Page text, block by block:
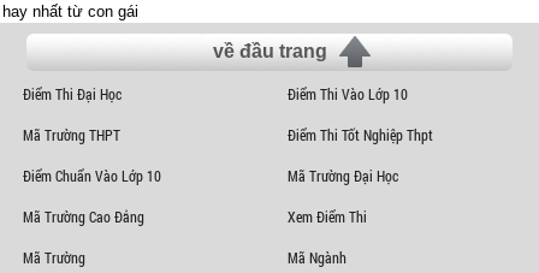
hay nhất từ con gái
về đầu trang
Điểm Thi Đại Học Điểm Thi Vào Lớp 10
Mã Trường THPT Điểm Thi Tốt Nghiệp Thpt
Điểm Chuẩn Vào Lớp 10 Mã Trường Đại Học
Mã Trường Cao Đẳng Xem Điểm Thi
Mã Trường Mã Ngành